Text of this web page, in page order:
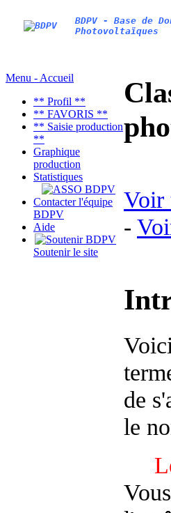
BDPV - Base de
Photovoltaïques
Menu - Accueil
** Profil **
** FAVORIS **
** Saisie production
**
Graphique
production
Statistiques
Contacter l'équipe
BDPV
Aide
Soutenir le site
Voir
-
de
le